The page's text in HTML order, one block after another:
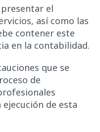
el
así como las
contener este
en la contabilidad.
que se
de
de esta